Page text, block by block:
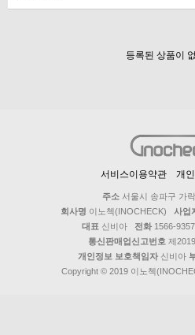
등록된 상품이
서비스이용약관 개
주소 서울시 송파구 가
회사명 이노첵(INOCHECK) 사업
대표 신비아 전화 1566-9357
통신판매업신고번호 제
개인정보 보호책임자신비아
Copyright © 2019 이노첵